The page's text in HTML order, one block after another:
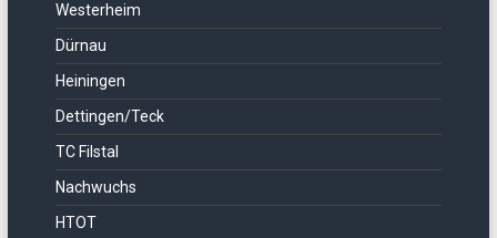
Westerheim
Dürnau
Heiningen
Dettingen/Teck
TC Filstal
Nachwuchs
HTOT